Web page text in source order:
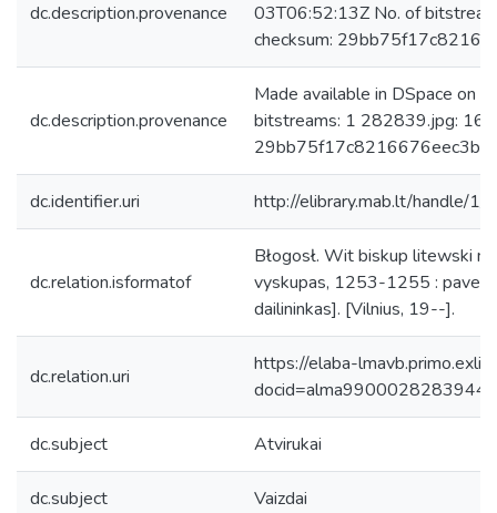
dc.description.provenance
03T06:52:13Z No. of
checksum:
dc.description.provenance
Made available in DSpace on
bitstreams: 1 282839.jpg:
dc.identifier.uri http://elibrary.mab.lt/handle/1/
dc.relation.isformatof
Błogosł. Wit biskup litewski
vyskupas, 1253-1255 :
dailininkas]. [Vilnius, 19--].
dc.relation.uri
https://elaba-
dc.subject Atvirukai
dc.subject Vaizdai